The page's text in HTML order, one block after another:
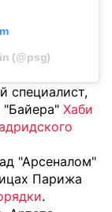
(@psg)
специалист,
"Байера" Хаби
"Арсеналом"
Парижа
.